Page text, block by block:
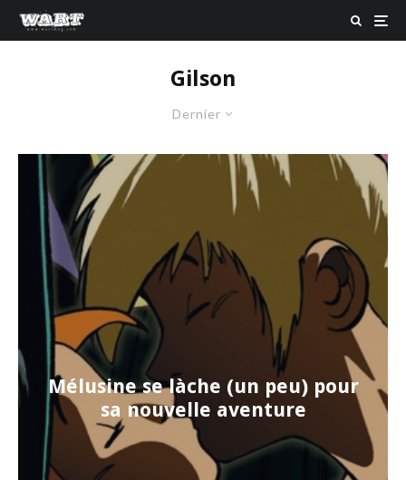
Gilson
Dernier
Mélusine se làche (un peu) pour
sa nouvelle aventure